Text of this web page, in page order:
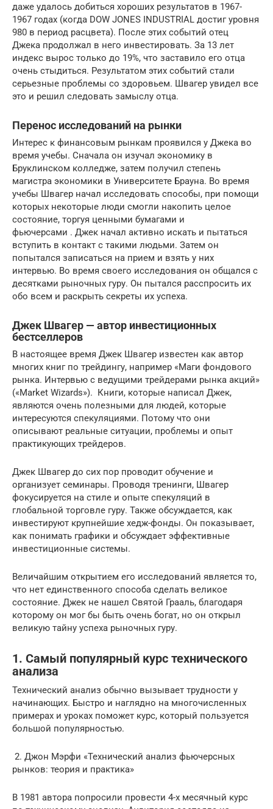
даже удалось добиться хороших результатов в 1967-
1967 годах (когда DOW JONES INDUSTRIAL достиг уровня
980 в период расцвета). После этих событий отец
Джека продолжал в него инвестировать. За 13 лет
индекс вырос только до 19%, что заставило его отца
очень стыдиться. Результатом этих событий стали
серьезные проблемы со здоровьем. Швагер увидел все
это и решил следовать замыслу отца.
Перенос исследований на рынки
Интерес к финансовым рынкам проявился у Джека во
время учебы. Сначала он изучал экономику в
Бруклинском колледже, затем получил степень
магистра экономики в Университете Брауна. Во время
учебы Швагер начал исследовать способы, при помощи
которых некоторые люди смогли накопить целое
состояние, торгуя ценными бумагами и
фьючерсами . Джек начал активно искать и пытаться
вступить в контакт с такими людьми. Затем он
попытался записаться на прием и взять у них
интервью. Во время своего исследования он общался с
десятками рыночных гуру. Он пытался расспросить их
обо всем и раскрыть секреты их успеха.
Джек Швагер — автор инвестиционных
бестселлеров
В настоящее время Джек Швагер известен как автор
многих книг по трейдингу, например «Маги фондового
рынка. Интервью с ведущими трейдерами рынка акций»
(«Market Wizards»). Книги, которые написал Джек,
являются очень полезными для людей, которые
интересуются спекуляциями. Потому что они
описывают реальные ситуации, проблемы и опыт
практикующих трейдеров.
Джек Швагер до сих пор проводит обучение и
организует семинары. Проводя тренинги, Швагер
фокусируется на стиле и опыте спекуляций в
глобальной торговле гуру. Также обсуждается, как
инвестируют крупнейшие хедж-фонды. Он показывает,
как понимать графики и обсуждает эффективные
инвестиционные системы.
Величайшим открытием его исследований является то,
что нет единственного способа сделать великое
состояние. Джек не нашел Святой Грааль, благодаря
которому он мог бы быть очень богат, но он открыл
великую тайну успеха рыночных гуру.
1. Самый популярный курс технического
анализа
Технический анализ обычно вызывает трудности у
начинающих. Быстро и наглядно на многочисленных
примерах и уроках поможет курс, который пользуется
большой популярностью.
2. Джон Мэрфи «Технический анализ фьючерсных
рынков: теория и практика»
В 1981 автора попросили провести 4-х месячный курс